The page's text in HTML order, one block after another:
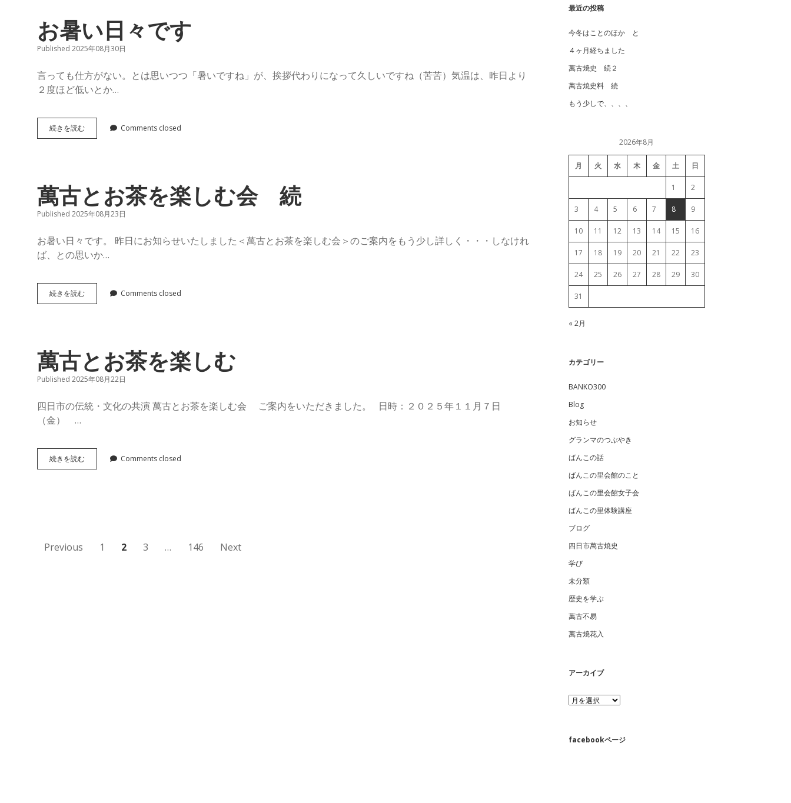
グ〜
ば
ん
こ
の
会
館
Posts
ご
存
知
か
お暑い日々です
Published 2025年08月30日
言っても仕方がない。とは思いつつ「暑いですね」が、挨拶代わりになって久しいですね（苦苦）気温は、昨日より
２度ほど低いとか…
続きを読むお
暑
Comments closed
萬古とお茶を楽しむ会 続
Published 2025年08月23日
お暑い日々です。 昨日にお知らせいたしました＜萬古とお茶を楽しむ会＞のご案内をもう少し詳しく・・・しなけれ
ば、との思いか…
続きを読む萬
古
楽
し
む
Comments closed
萬古とお茶を楽しむ
Published 2025年08月22日
四日市の伝統・文化の共演 萬古とお茶を楽しむ会 ご案内をいただきました。 日時：２０２５年１１月７日
（金） …
続きを読む萬
古
Comments closed
投
Previous 1 2 3 … 146 Next
最近の投稿
今冬はことのほか と
４ヶ月経ちました
萬古焼史 続２
萬古焼史料 続
もう少しで、、、、
2026年8月
月 火 水 木 金 土 日
1 2
3 4 5 6 7 8 9
10 11 12 13 14 15 16
17 18 19 20 21 22 23
24 25 26 27 28 29 30
31
« 2月
カテゴリー
BANKO300
Blog
お知らせ
グランマのつぶやき
ばんこの話
ばんこの里会館のこと
ばんこの里会館女子会
ばんこの里体験講座
ブログ
四日市萬古焼史
学び
未分類
歴史を学ぶ
萬古不易
萬古焼花入
アーカイブ
ア
ー
ブ
facebookページ